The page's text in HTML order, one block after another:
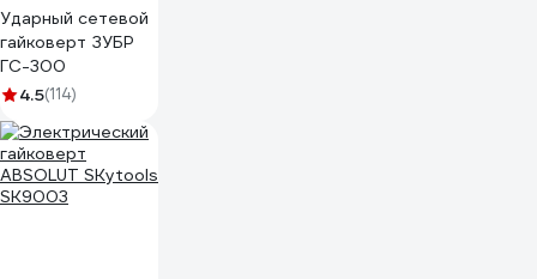
Ударный сетевой
гайковерт ЗУБР
ГС-300
4.5(114)